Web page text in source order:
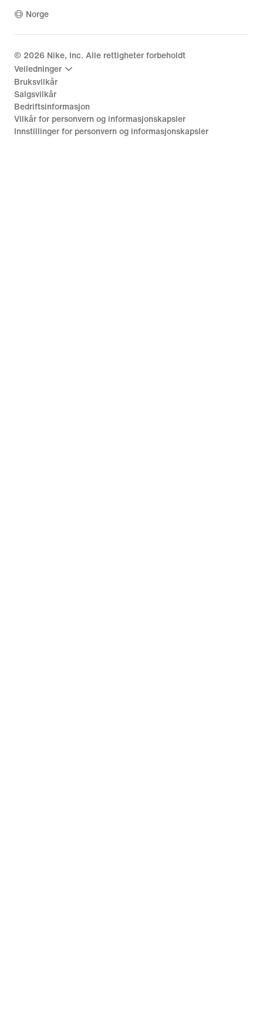
Norge
© 2026 Nike, Inc. Alle rettigheter forbeholdt
Veiledninger
Bruksvilkår
Salgsvilkår
Bedriftsinformasjon
Vilkår for personvern og informasjonskapsler
Innstillinger for personvern og informasjonskapsler